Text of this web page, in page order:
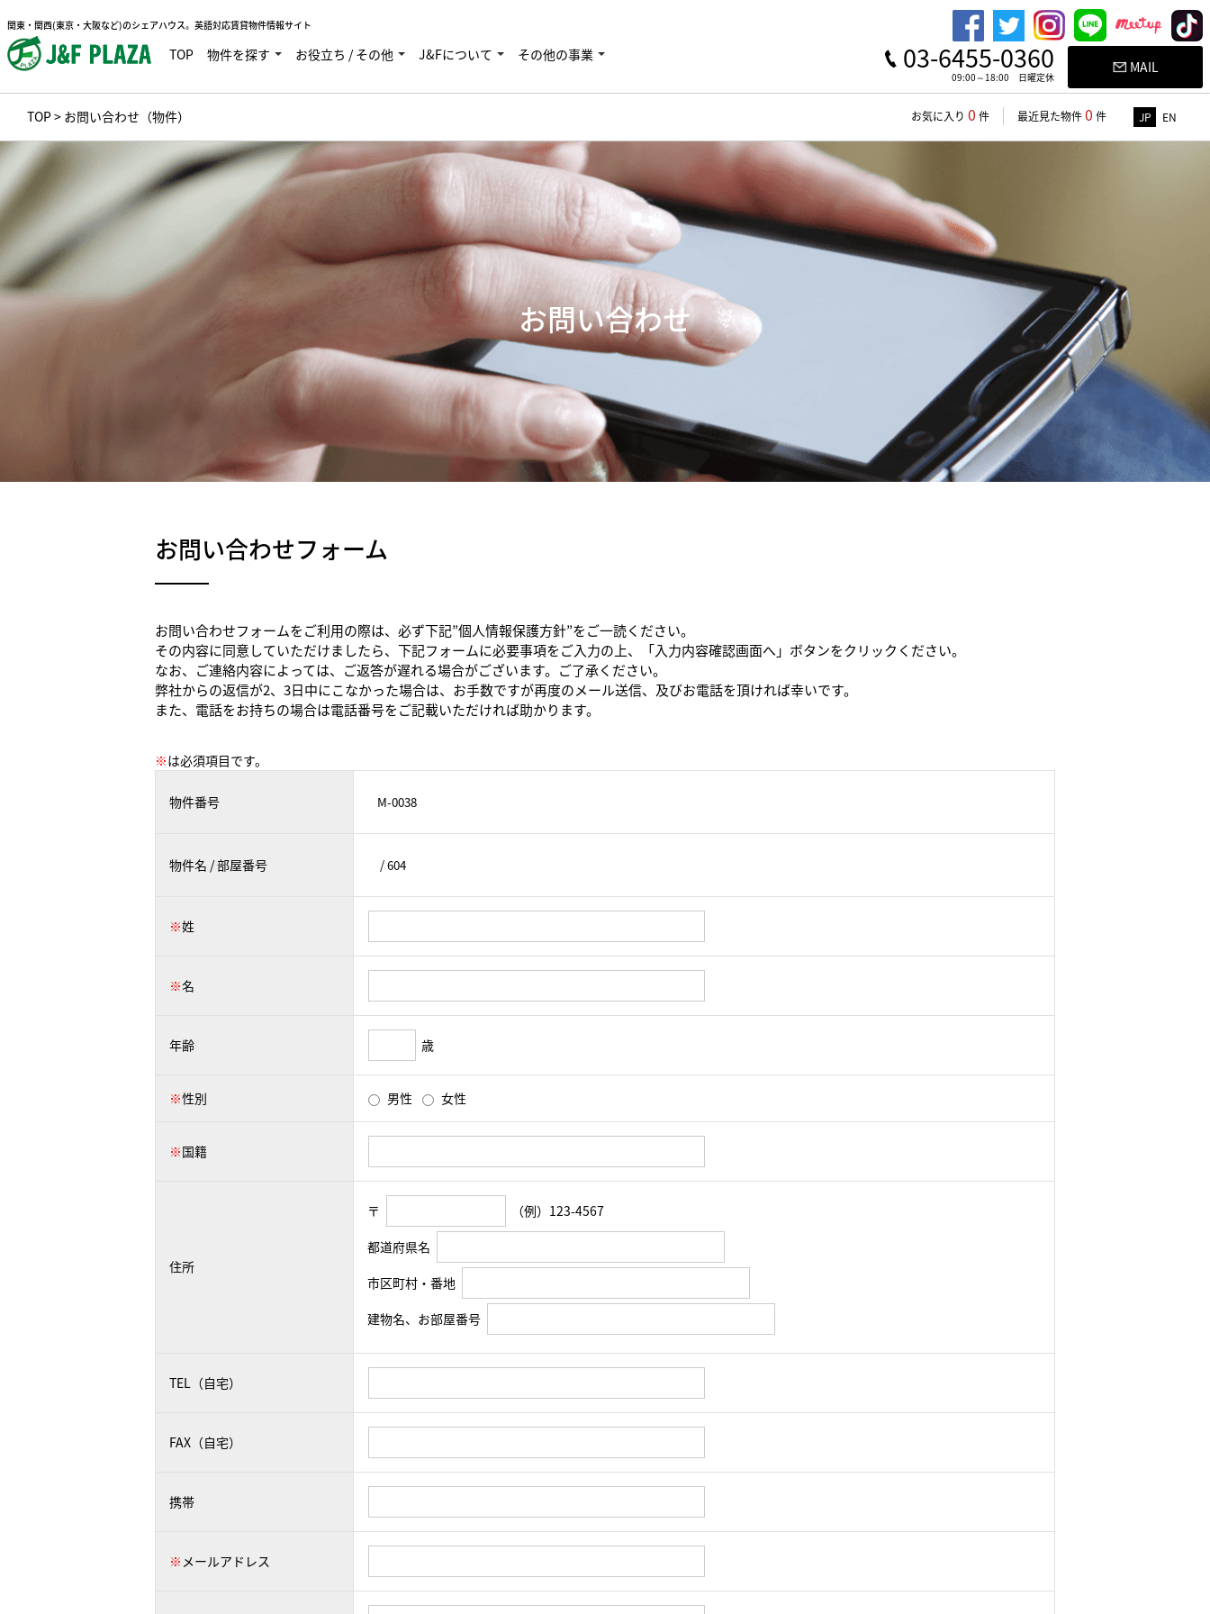
関東・関西(東京・大阪など)のシェアハウス。英語対応賃貸物件情報サイト
TOP 物件を探す お役立ち / その他 J&Fについて その他の事業 03-6455-0360
09:00～18:00 日曜定休
MAIL
TOP> お問い合わせ（物件） お気に入り 0 件 最近見た物件0 件 JP EN
お問い合わせ
お問い合わせフォーム
お問い合わせフォームをご利用の際は、必ず下記”個人情報保護方針”をご一読ください。
その内容に同意していただけましたら、下記フォームに必要事項をご入力の上、「入力内容確認画面へ」ボタンをクリックください。
なお、ご連絡内容によっては、ご返答が遅れる場合がございます。ご了承ください。
弊社からの返信が2、3日中にこなかった場合は、お手数ですが再度のメール送信、及びお電話を頂ければ幸いです。
また、電話をお持ちの場合は電話番号をご記載いただければ助かります。
※は必須項目です。
物件番号
物件名 / 部屋番号
※姓
※名
年齢 歳
※性別 男性 女性
※国籍
住所
〒
（例）123-4567
都道府県名
市区町村・番地
建物名、お部屋番号
TEL（自宅）
FAX（自宅）
携帯
※ メールアドレス